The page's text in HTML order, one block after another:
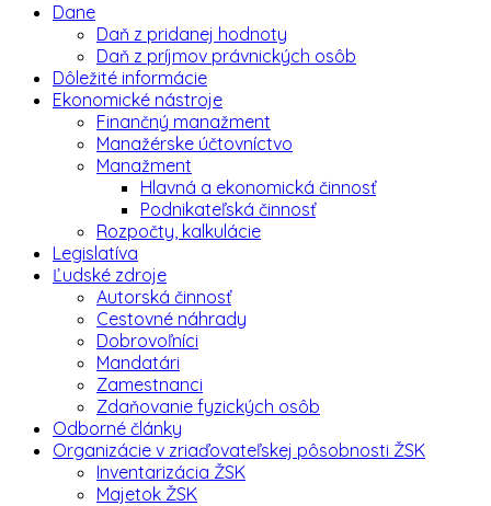
Dane
Daň z pridanej hodnoty
Daň z príjmov právnických osôb
Dôležité informácie
Ekonomické nástroje
Finančný manažment
Manažérske účtovníctvo
Manažment
Hlavná a ekonomická činnosť
Podnikateľská činnosť
Rozpočty, kalkulácie
Legislatíva
Ľudské zdroje
Autorská činnosť
Cestovné náhrady
Dobrovoľníci
Mandatári
Zamestnanci
Zdaňovanie fyzických osôb
Odborné články
Organizácie v zriaďovateľskej pôsobnosti ŽSK
Inventarizácia ŽSK
Majetok ŽSK